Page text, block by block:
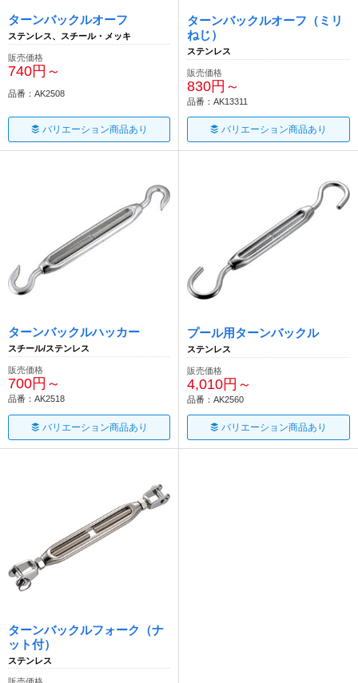
ターンバックルオーフ
ステンレス、スチール・メッキ
販売価格
740円～
品番：AK2508
バリエーション商品あり
ターンバックルオーフ（ミリ
ねじ）
ステンレス
販売価格
830円～
品番：AK13311
バリエーション商品あり
ターンバックルハッカー
スチール/ステンレス
販売価格
700円～
品番：AK2518
バリエーション商品あり
プール用ターンバックル
ステンレス
販売価格
4,010円～
品番：AK2560
バリエーション商品あり
ターンバックルフォーク（ナ
ット付）
ステンレス